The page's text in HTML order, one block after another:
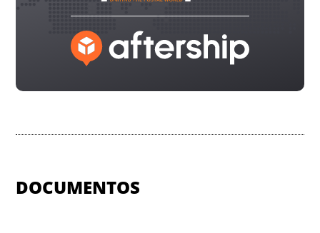
DOCUMENTOS